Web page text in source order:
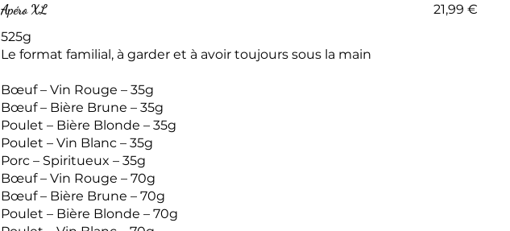
Apéro XL
525g
Le format familial, à garder et à avoir toujours sous la main
Bœuf – Vin Rouge – 35g
Bœuf – Bière Brune – 35g
Poulet – Bière Blonde – 35g
Poulet – Vin Blanc – 35g
Porc – Spiritueux – 35g
Bœuf – Vin Rouge – 70g
Bœuf – Bière Brune – 70g
Poulet – Bière Blonde – 70g
21,99 €